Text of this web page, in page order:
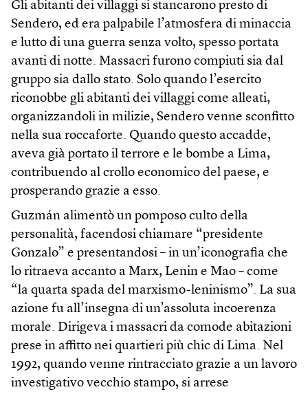
Gli abitanti dei villaggi si stancarono presto di
Sendero, ed era palpabile l’atmosfera di minaccia
e lutto di una guerra senza volto, spesso portata
avanti di notte. Massacri furono compiuti sia dal
gruppo sia dallo stato. Solo quando l’esercito
riconobbe gli abitanti dei villaggi come alleati,
organizzandoli in milizie, Sendero venne sconfitto
nella sua roccaforte. Quando questo accadde,
aveva già portato il terrore e le bombe a Lima,
contribuendo al crollo economico del paese, e
prosperando grazie a esso.
Guzmán alimentò un pomposo culto della
personalità, facendosi chiamare “presidente
Gonzalo” e presentandosi – in un’iconografia che
lo ritraeva accanto a Marx, Lenin e Mao – come
“la quarta spada del marxismo-leninismo”. La sua
azione fu all’insegna di un’assoluta incoerenza
morale. Dirigeva i massacri da comode abitazioni
prese in affitto nei quartieri più chic di Lima. Nel
1992, quando venne rintracciato grazie a un lavoro
investigativo vecchio stampo, si arrese